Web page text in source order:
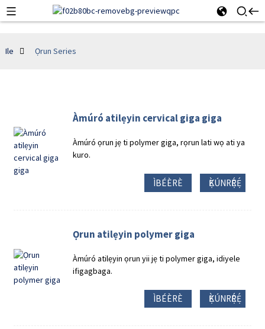
Ile Ọrun Series
Àmúró atilẹyin cervical giga giga
Àmúró ọrun jẹ ti polymer giga, rọrun lati wọ ati ya
kuro.
ÌBÉÈRÈ Ẹ̀KÚNRẸ́RẸ́
Ọrun atilẹyin polymer giga
Àmúró atilẹyin ọrun yii jẹ ti polymer giga, idiyele
ifigagbaga.
ÌBÉÈRÈ Ẹ̀KÚNRẸ́RẸ́